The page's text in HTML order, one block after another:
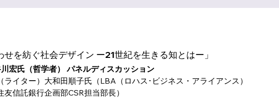
を紡ぐ社会デザイン ー21世紀を生きる知とはー」
宏氏（哲学者） パネルディスカッション
イター）大和田順子氏（LBA（ロハス･ビジネス・アライアンス）
信託銀行企画部CSR担当部長）